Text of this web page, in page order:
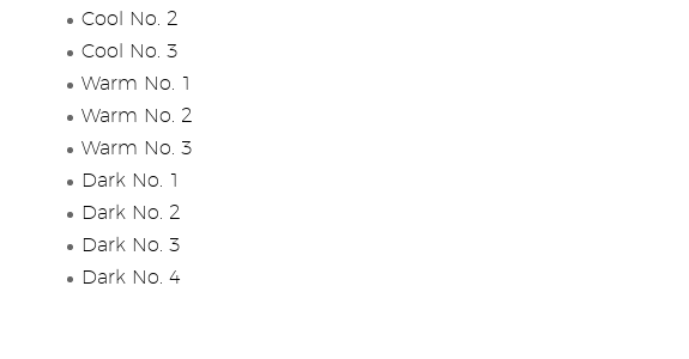
Cool No. 2
Cool No. 3
Warm No. 1
Warm No. 2
Warm No. 3
Dark No. 1
Dark No. 2
Dark No. 3
Dark No. 4